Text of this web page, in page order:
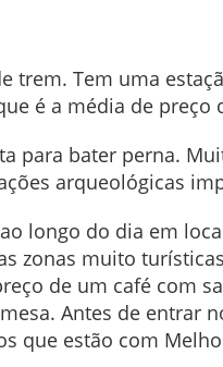
Tem uma
é a média de preço
para bater perna.
arqueológicas
longo do dia em
zonas muito
de um café com
Antes de entrar
que estão com